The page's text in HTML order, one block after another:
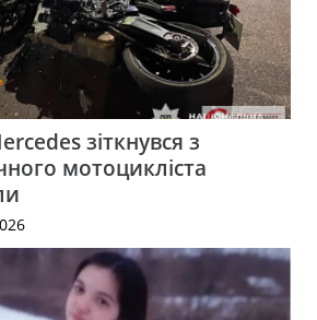
зіткнувся з
мотоцикліста